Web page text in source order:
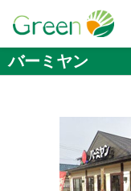
バーミヤン